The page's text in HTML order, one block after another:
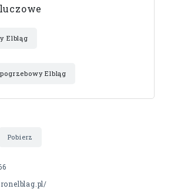
Elbląg
Elbląg
Pobierz